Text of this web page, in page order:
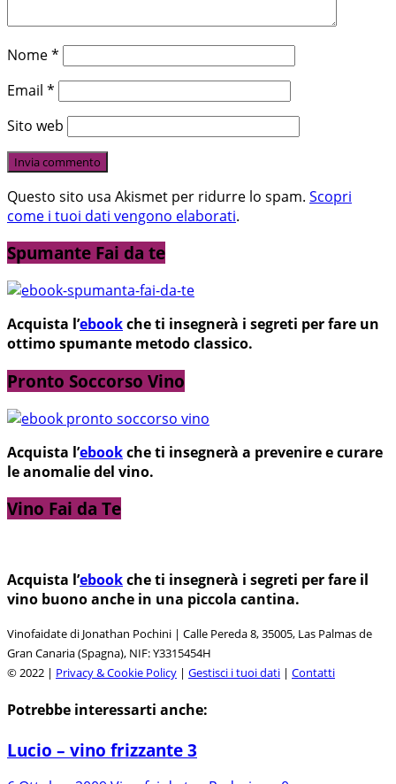
Nome*
Email *
Sito web
Questo sito usa Akismet per ridurre lo spam. Scopri
come i tuoi dati vengono elaborati.
Spumante Fai da te
Acquista l’ebookche ti insegnerà i segreti per fare un
ottimo spumante metodo classico.
Pronto Soccorso Vino
Acquista l’ebookche ti insegnerà a prevenire e curare
le anomalie del vino.
Vino Fai da Te
Acquista l’ebookche ti insegnerà i segreti per fare il
vino buono anche in una piccola cantina.
Vinofaidate di Jonathan Pochini | Calle Pereda 8, 35005, Las Palmas de
Gran Canaria (Spagna), NIF: Y3315454H
© 2022 | Privacy & Cookie Policy | Gestisci i tuoi dati | Contatti
Potrebbe interessarti anche:
Lucio – vino frizzante 3